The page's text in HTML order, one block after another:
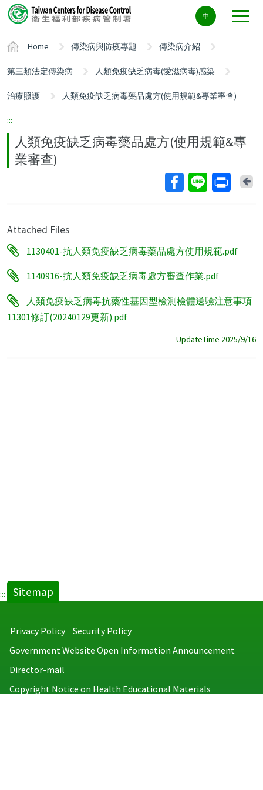
Center
block
中
Home 傳染病與防疫專題 傳染病介紹
第三類法定傳染病 人類免疫缺乏病毒(愛滋病毒)感染
治療照護 人類免疫缺乏病毒藥品處方(使用規範&專業審查)
:::
人類免疫缺乏病毒藥品處方(使用規範&專
業審查)
Attached Files
1130401-抗人類免疫缺乏病毒藥品處方使用規範.pdf
1140916-抗人類免疫缺乏病毒處方審查作業.pdf
人類免疫缺乏病毒抗藥性基因型檢測檢體送驗注意事項
11301修訂(20240129更新).pdf
UpdateTime 2025/9/16
::: Sitemap
Privacy Policy
Security Policy
Government Website Open Information Announcement
Director-mail
Copyright Notice on Health Educational Materials